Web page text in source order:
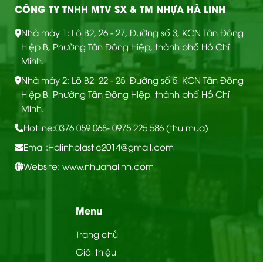
CÔNG TY TNHH MTV SX & TM NHỰA HÀ LINH
Nhà máy 1: Lô B2, 26 - 27, Đường số 3, KCN Tân Đông
Hiệp B, Phường Tân Đông Hiệp, thành phố Hồ Chí
Minh.
Nhà máy 2: Lô B2, 22 - 25, Đường số 5, KCN Tân Đông
Hiệp B, Phường Tân Đông Hiệp, thành phố Hồ Chí
Minh.
Hotline:0376 059 068- 0975 225 586 (thu mua)
Email:Halinhplastic2014@gmail.com
Website: www.nhuahalinh.com
Menu
Trang chủ
Giới thiệu